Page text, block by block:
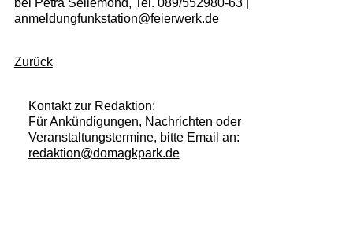
anmeldungfunkstation@feierwerk.de
Zurück
Kontakt zur Redaktion:
Für Ankündigungen, Nachrichten oder
Veranstaltungstermine, bitte Email an:
redaktion@domagkpark.de